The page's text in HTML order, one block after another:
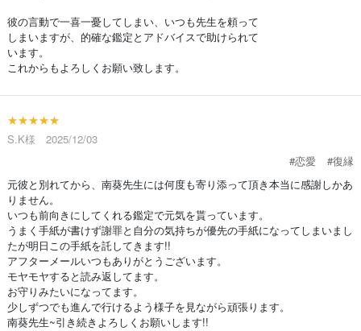
彼の言動で一喜一憂してしまい、いつも先生を頼って
しまいますが、的確な鑑定とアドバイスで助けられて
います。
これからもよろしくお願い致します。
★★★★★
S.K様 2025/12/03
#恋愛
#復縁
元彼と別れてから、南葵先生には何度も寄り添って頂き本当に感謝しかあ
りません。
いつも前向きにしてくれる鑑定で元気を貰っています。
うまく手紙が書けず謝罪と自分の気持ちが優先の手紙になってしまいまし
たが明日この手紙を託してきます!!
アフターメールいつもありがとうございます。
モヤモヤすると読み返してます。
お守りみたいになってます。
少しずつでも進んで行けるよう様子を見ながら頑張ります。
南葵先生~引き続きよろしくお願いします!!